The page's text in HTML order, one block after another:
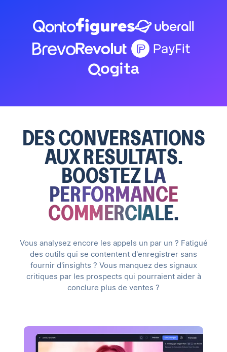
DES CONVERSATIONS
AUX RESULTATS.
BOOSTEZLA
PERFORMANCE
COMMERCIALE.
Vous analysez encore les appels un par un ? Fatigué
des outils qui se contentent d'enregistrer sans
fournir d'insights ? Vous manquez des signaux
critiques par les prospects qui pourraient aider à
conclure plus de ventes ?